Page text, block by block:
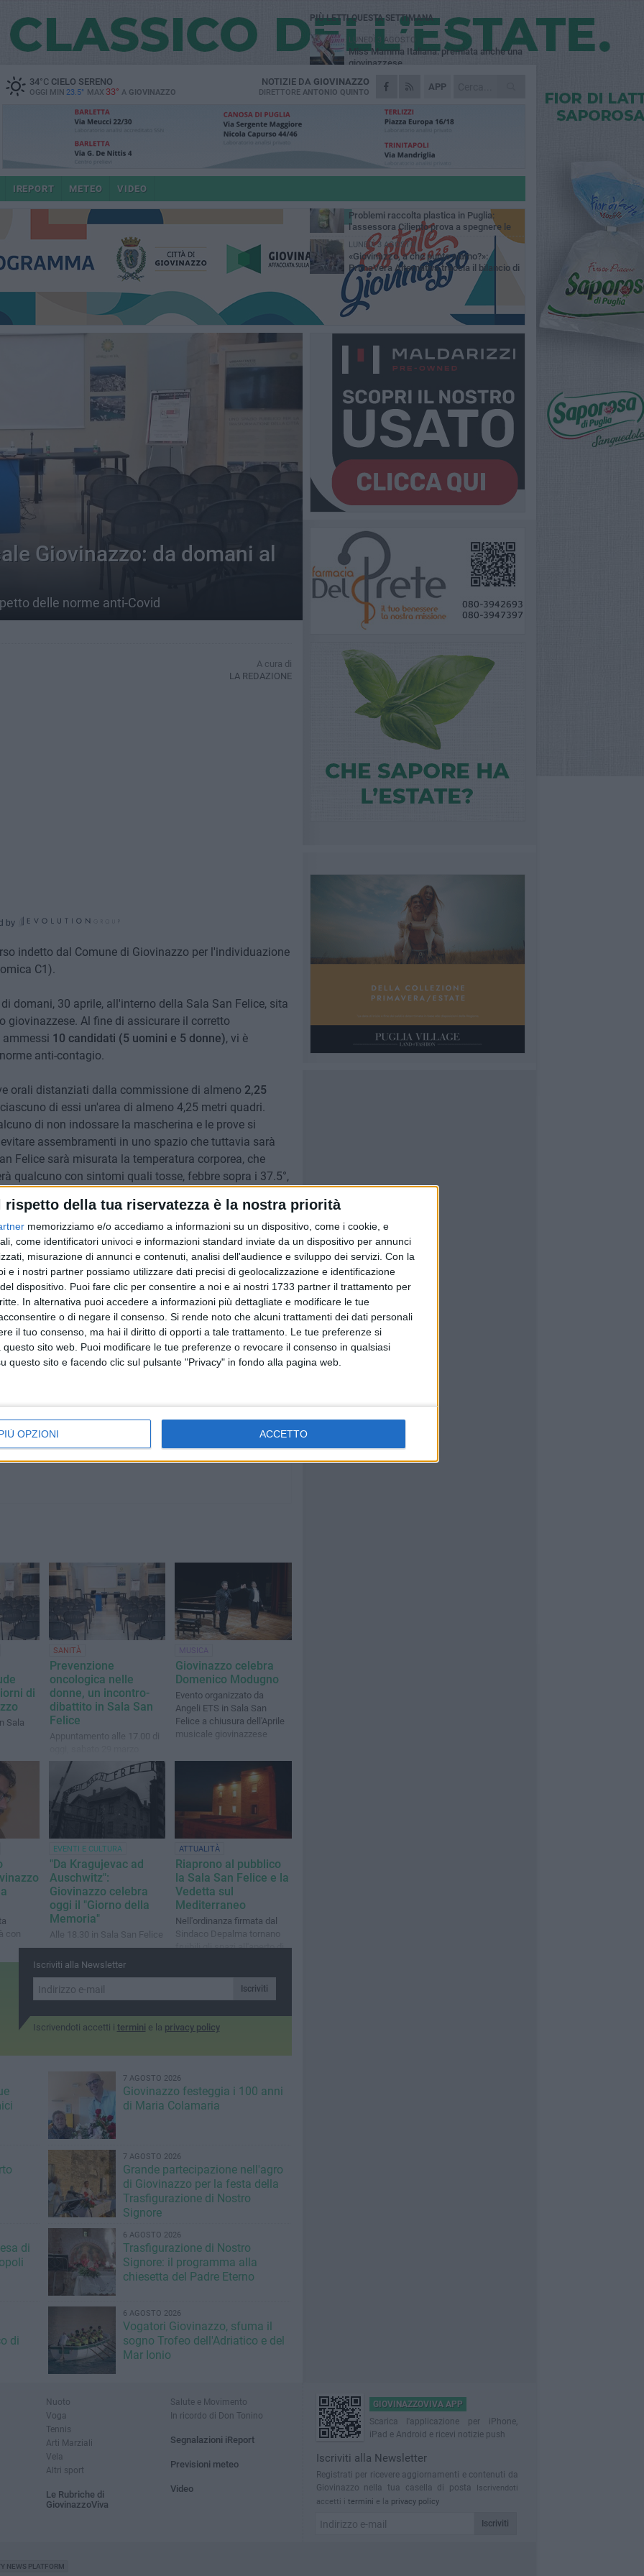
rispetto della tua riservatezza è la nostra priorità
memorizziamo e/o accediamo a informazioni su un dispositivo, come i cookie, e
come identificatori univoci e informazioni standard inviate da un dispositivo per annunci
misurazione di annunci e contenuti, analisi dell'audience e sviluppo dei servizi. Con la
e i nostri partner possiamo utilizzare dati precisi di geolocalizzazione e identificazione
dispositivo. Puoi fare clic per consentire a noi e ai nostri 1733 partner il trattamento per
In alternativa puoi accedere a informazioni più dettagliate e modificare le tue
o di negare il consenso. Si rende noto che alcuni trattamenti dei dati personali
il tuo consenso, ma hai il diritto di opporti a tale trattamento. Le tue preferenze si
sito web. Puoi modificare le tue preferenze o revocare il consenso in qualsiasi
questo sito e facendo clic sul pulsante "Privacy" in fondo alla pagina web.
OPZIONI ACCETTO
34°CCIELO SERENO
OGGI MIN 23.5° MAX 33° A GIOVINAZZO
APP
NOTIZIE DA GIOVINAZZO
DIRETTORE ANTONIO QUINTO
IREPORT METEO VIDEO
Giovinazzo: da domani al
delle norme anti-Covid
A cura di
LA REDAZIONE
by
indetto dal Comune di Giovinazzo per l'individuazione
C1).
domani, 30 aprile, all'interno della Sala San Felice, sita
Al fine di assicurare il corretto
ammessi 10 candidati (5 uomini e 5 donne), vi è
anti-contagio.
orali distanziati dalla commissione di almeno 2,25
di essi un'area di almeno 4,25 metri quadri.
di non indossare la mascherina e le prove si
assembramenti in uno spazio che tuttavia sarà
Felice sarà misurata la temperatura corporea, che
qualcuno con sintomi quali tosse, febbre sopra i 37.5°,
alla prova. All'ingresso bisognerà utilizzare,
l'igienizzazione delle mani.
in maniera scaglionata, col divieto di
Felice.
dal dirigente comunale Angelo Domenico Decandia,
ed un segretario verbalizzante.
8 AGOSTO 2026
Nonna
di
Sala
SANITÀ
Prevenzione
oncologica nelle
donne, un incontro-
dibattito in Sala San
Felice
Appuntamento alle 17.00 di
MUSICA
Giovinazzo celebra
Domenico Modugno
Evento organizzato da
Angeli ETS in Sala San
Felice a chiusura dell'Aprile
musicale giovinazzese
con
EVENTI E CULTURA
"Da Kragujevac ad
Auschwitz":
Giovinazzo celebra
oggi il "Giorno della
Memoria"
Alle 18.30 in Sala San Felice
ATTUALITÀ
Riaprono al pubblico
la Sala San Felice e la
Vedetta sul
Mediterraneo
Nell'ordinanza firmata dal
Sindaco Depalma tornano
fruibili gli spazi all'aperto di
Iscriviti alla Newsletter
Iscriviti
Iscrivendoti accetti i termini e la privacy policy
7 AGOSTO 2026
Giovinazzo festeggia i 100 anni
di Maria Colamaria
7 AGOSTO 2026
Grande partecipazione nell'agro
di Giovinazzo per la festa della
Trasfigurazione di Nostro
Signore
di
6 AGOSTO 2026
Trasfigurazione di Nostro
Signore: il programma alla
chiesetta del Padre Eterno
di
6 AGOSTO 2026
Vogatori Giovinazzo, sfuma il
sogno Trofeo dell'Adriatico e del
Mar Ionio
PIÙ LETTI QUESTA SETTIMANA
LUNEDÌ 3 AGOSTO
Miss Mamma Italiana: premiata anche una
giovinazzese
MARTEDÌ 4 AGOSTO
Liquidi oleosi sul litorale di Giovinazzo,
VENERDÌ 7 AGOSTO
Lavori sul litorale, gli aggiornamenti del
MERCOLEDÌ 5 AGOSTO
Problemi raccolta plastica in Puglia:
l'assessora Ciliento prova a spegnere le
polemiche
LUNEDÌ 3 AGOSTO
«Giovinazzo, a che punto siamo?»:
PrimaVera Alternativa traccia il bilancio di
4 anni di Sollecito
Nuoto
Voga
Tennis
Arti Marziali
Vela
Altri sport
Le Rubriche di
GiovinazzoViva
Salute e Movimento
In ricordo di Don Tonino
Segnalazioni iReport
Previsioni meteo
Video
GIOVINAZZOVIVA APP
Scarica l'applicazione per iPhone,
iPad e Android e ricevi notizie push
Iscriviti alla Newsletter
Registrati per ricevere aggiornamenti e contenuti da
Giovinazzo nella tua casella di posta
Iscrivendoti
accetti i termini e la privacy policy
Iscriviti
NEWS PLATFORM